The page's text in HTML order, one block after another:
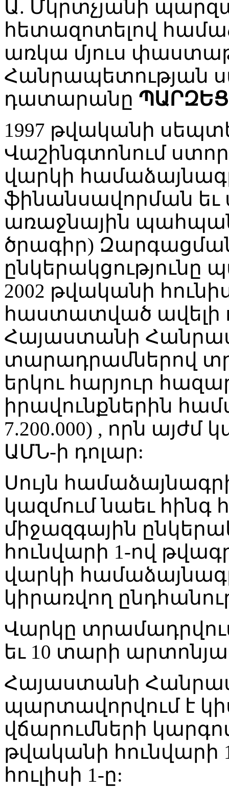
Ա. Մկրտչյանի
հետազոտելով
առկա մյուս
Հանրապետության
դատարանը
1997 թվականի
Վաշինգտոնում
վարկի
ֆինանսավորման եւ
առաջնային
ծրագիր)
ընկերակցությունը
2002 թվականի
հաստատված ավելի
Հայաստանի
տարադրամներով
երկու հարյուր
իրավունքներին
7.200.000) , որն այժմ
ԱՄՆ-ի դոլար:
Սույն
կազմում նաեւ
միջազգային
հունվարի 1-ով
վարկի
կիրառվող
Վարկը
եւ 10 տարի
Հայաստանի
պարտավորվում է
վճարումների
թվականի հունվարի
հուլիսի 1-ը: